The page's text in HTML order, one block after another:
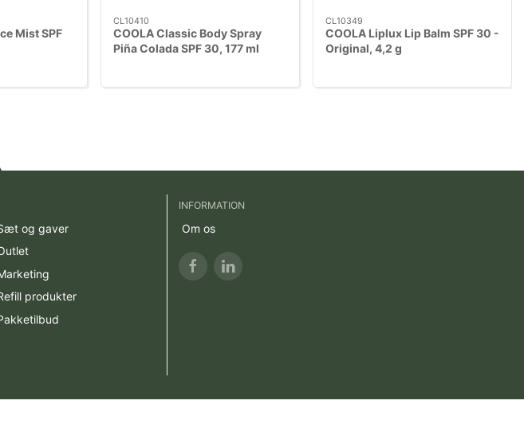
Mist SPF
CL10410
COOLA Classic Body Spray
Piña Colada SPF 30, 177 ml
CL10349
COOLA Liplux Lip Balm SPF 30 -
Original, 4,2 g
og gaver
produkter
INFORMATION
Om os